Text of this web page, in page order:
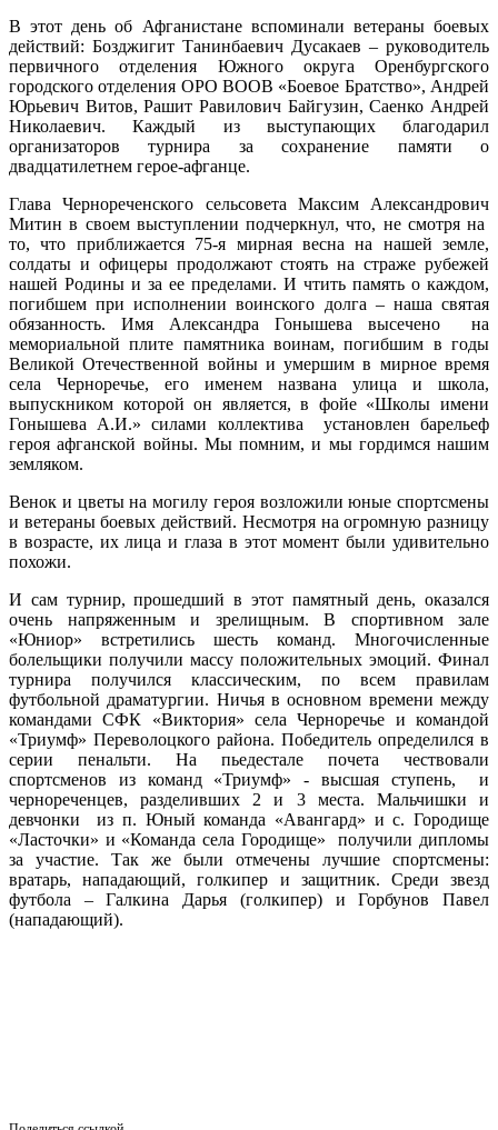
В этот день об Афганистане вспоминали ветераны боевых
действий: Бозджигит Танинбаевич Дусакаев – руководитель
первичного отделения Южного округа Оренбургского
городского отделения ОРО ВООВ «Боевое Братство», Андрей
Юрьевич Витов, Рашит Равилович Байгузин, Саенко Андрей
Николаевич. Каждый из выступающих благодарил
организаторов турнира за сохранение памяти о
двадцатилетнем герое-афганце.
Глава Чернореченского сельсовета Максим Александрович
Митин в своем выступлении подчеркнул, что, не смотря на
то, что приближается 75-я мирная весна на нашей земле,
солдаты и офицеры продолжают стоять на страже рубежей
нашей Родины и за ее пределами. И чтить память о каждом,
погибшем при исполнении воинского долга – наша святая
обязанность. Имя Александра Гонышева высечено на
мемориальной плите памятника воинам, погибшим в годы
Великой Отечественной войны и умершим в мирное время
села Черноречье, его именем названа улица и школа,
выпускником которой он является, в фойе «Школы имени
Гонышева А.И.» силами коллектива установлен барельеф
героя афганской войны. Мы помним, и мы гордимся нашим
земляком.
Венок и цветы на могилу героя возложили юные спортсмены
и ветераны боевых действий. Несмотря на огромную разницу
в возрасте, их лица и глаза в этот момент были удивительно
похожи.
И сам турнир, прошедший в этот памятный день, оказался
очень напряженным и зрелищным. В спортивном зале
«Юниор» встретились шесть команд. Многочисленные
болельщики получили массу положительных эмоций. Финал
турнира получился классическим, по всем правилам
футбольной драматургии. Ничья в основном времени между
командами СФК «Виктория» села Черноречье и командой
«Триумф» Переволоцкого района. Победитель определился в
серии пенальти. На пьедестале почета чествовали
спортсменов из команд «Триумф» - высшая ступень, и
чернореченцев, разделивших 2 и 3 места. Мальчишки и
девчонки из п. Юный команда «Авангард» и с. Городище
«Ласточки» и «Команда села Городище» получили дипломы
за участие. Так же были отмечены лучшие спортсмены:
вратарь, нападающий, голкипер и защитник. Среди звезд
футбола – Галкина Дарья (голкипер) и Горбунов Павел
(нападающий).